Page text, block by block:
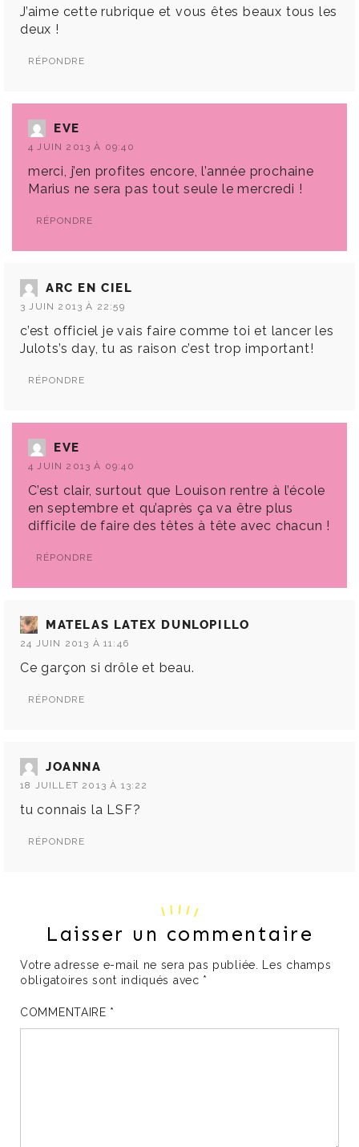
J’aime cette rubrique et vous êtes beaux tous les
deux !
RÉPONDRE
EVE
4 JUIN 2013 À 09:40
merci, j’en profites encore, l’année prochaine
Marius ne sera pas tout seule le mercredi !
RÉPONDRE
ARC EN CIEL
3 JUIN 2013 À 22:59
c’est officiel je vais faire comme toi et lancer les
Julots’s day, tu as raison c’est trop important!
RÉPONDRE
EVE
4 JUIN 2013 À 09:40
C’est clair, surtout que Louison rentre à l’école
en septembre et qu’après ça va être plus
difficile de faire des têtes à tête avec chacun !
RÉPONDRE
MATELAS LATEX DUNLOPILLO
24 JUIN 2013 À 11:46
Ce garçon si drôle et beau.
RÉPONDRE
JOANNA
18 JUILLET 2013 À 13:22
tu connais la LSF?
RÉPONDRE
Laisser un commentaire
Votre adresse e-mail ne sera pas publiée. Les champs
obligatoires sont indiqués avec *
COMMENTAIRE *